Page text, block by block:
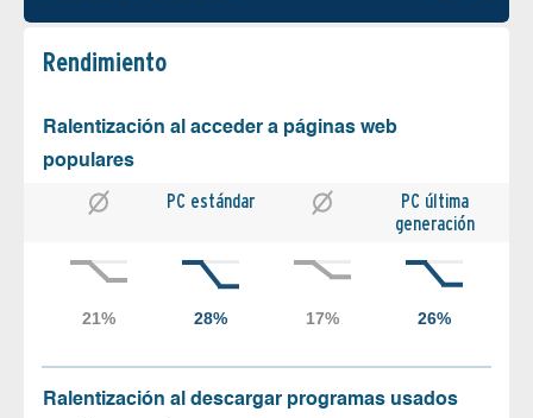
Rendimiento
Ralentización al acceder a páginas web
populares
PC estándar
PC última
generación
Ralentización al descargar programas usados